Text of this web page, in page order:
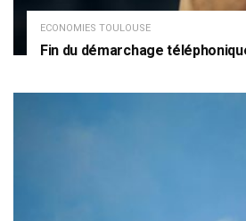
ECONOMIES TOULOUSE
Fin du démarchage